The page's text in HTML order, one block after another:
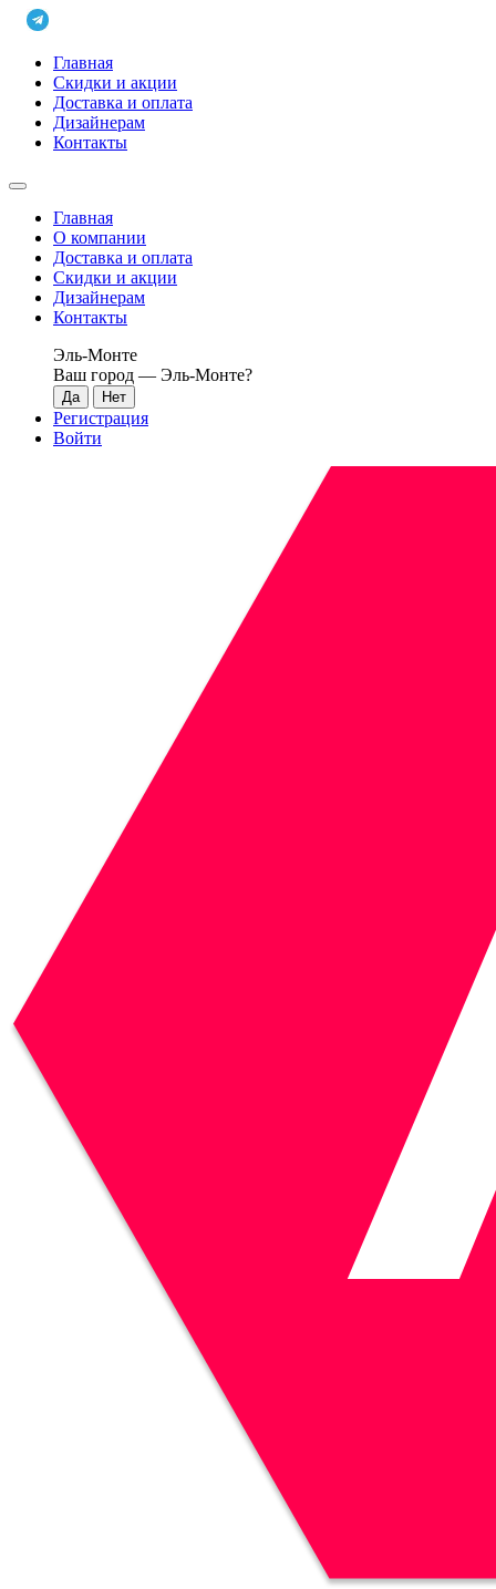
Главная
Скидки и акции
Доставка и оплата
Дизайнерам
Контакты
Главная
О компании
Доставка и оплата
Скидки и акции
Дизайнерам
Контакты
Эль-Монте
Ваш город — Эль-Монте?
Регистрация
Войти